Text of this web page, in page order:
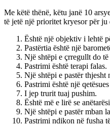
Me këtë thënë, këtu janë 10
të jetë një prioritet kryesor për
Është një objektiv i lehtë
Pastërtia është një
Një shtëpi e çrregullt do
Pastrimi është terapi falas.
Një shtëpi e pastër thjesht
Pastrimi është një
I jep trurit tuaj pushim.
Është më e lirë se
Një shtëpi e pastër mban
Pastrimi ndikon në fusha